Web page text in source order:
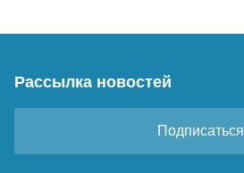
Рассылка новостей
Подписаться